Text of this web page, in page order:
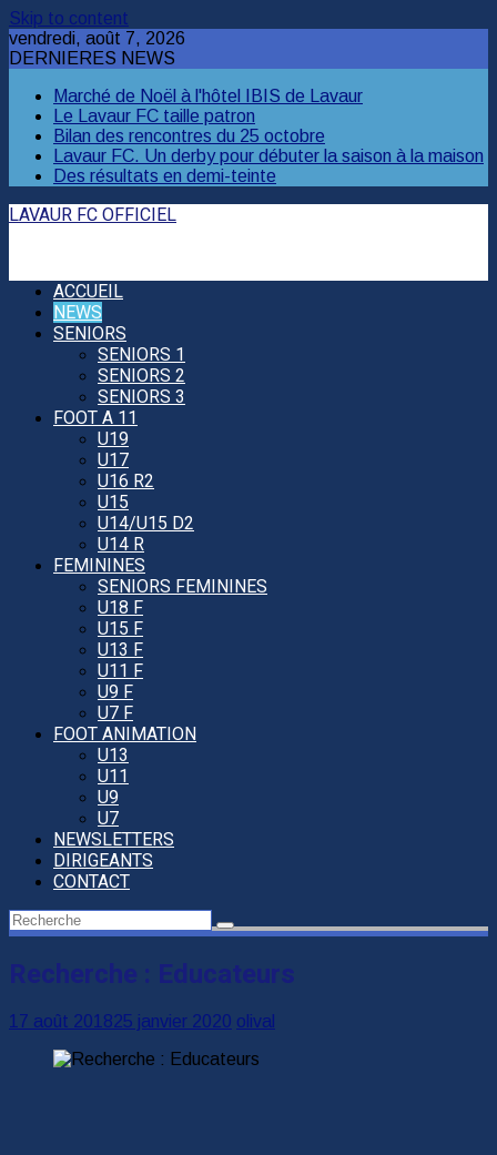
Skip to content
vendredi, août 7, 2026
DERNIERES NEWS
Marché de Noël à l'hôtel IBIS de Lavaur
Le Lavaur FC taille patron
Bilan des rencontres du 25 octobre
Lavaur FC. Un derby pour débuter la saison à la maison
Des résultats en demi-teinte
LAVAUR FC OFFICIEL
ACCUEIL
NEWS
SENIORS
SENIORS 1
SENIORS 2
SENIORS 3
FOOT A 11
U19
U17
U16 R2
U15
U14/U15 D2
U14 R
FEMININES
SENIORS FEMININES
U18 F
U15 F
U13 F
U11 F
U9 F
U7 F
FOOT ANIMATION
U13
U11
U9
U7
NEWSLETTERS
DIRIGEANTS
CONTACT
Recherche : Educateurs
17 août 201825 janvier 2020 olival